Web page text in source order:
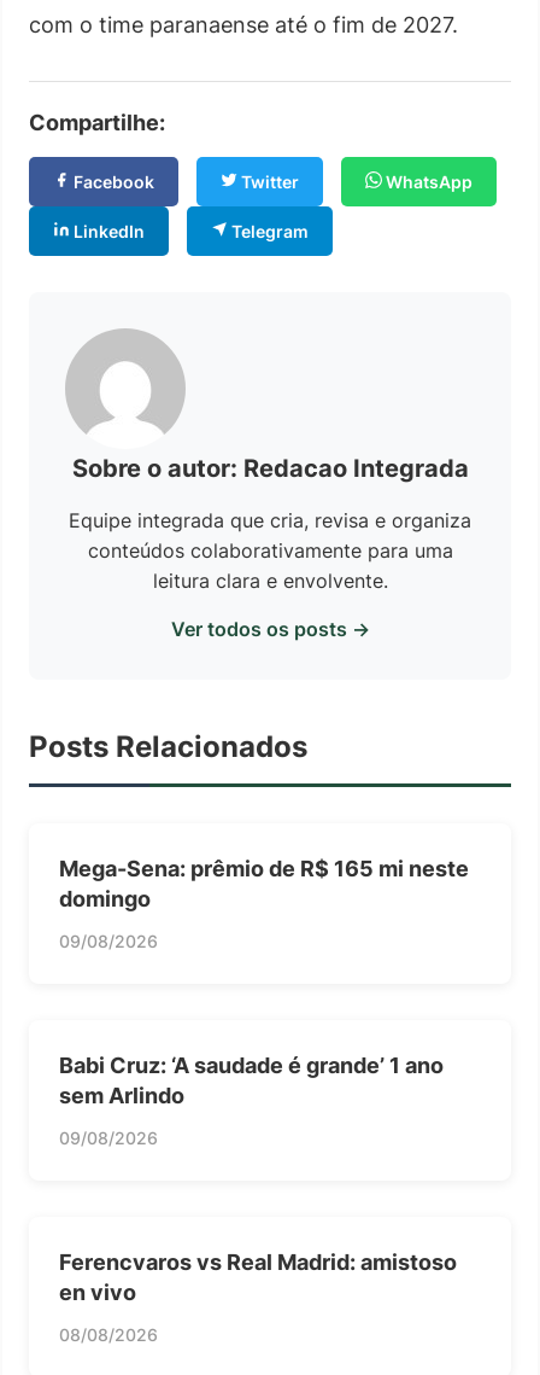
com o time paranaense até o fim de 2027.
Compartilhe:
Facebook Twitter WhatsApp
LinkedIn Telegram
Sobre o autor: Redacao Integrada
Equipe integrada que cria, revisa e organiza
conteúdos colaborativamente para uma
leitura clara e envolvente.
Ver todos os posts →
Posts Relacionados
Mega-Sena: prêmio de R$ 165 mi neste
domingo
09/08/2026
Babi Cruz: ‘A saudade é grande’ 1 ano
sem Arlindo
09/08/2026
Ferencvaros vs Real Madrid: amistoso
en vivo
08/08/2026